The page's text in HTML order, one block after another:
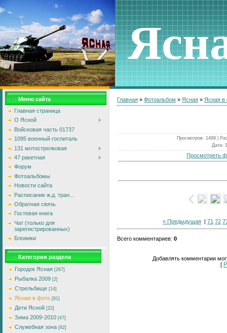
Меню сайта
Главная страница
О Ясной
Войсковая часть 01737
1095 военный госпиталь
131 мотострелковая
47 ракетная
Форум
Фотоальбомы
Новости сайта
Расписание ж.д. тран...
Обратная связь
Гостевая книга
Чат (только для
зарегистрированных)
Бложики
Категории раздела
Городок Ясная [267]
Рыбалка 2009 [2]
Стрельбище [14]
Ясная в фото [81]
Дети Ясной [22]
Зима 2009-2010 [47]
Служебная зона [82]
Главная » Фотоальбом » Ясная » Ясная в
Просмотров: 1499 |
Дата:
Просмотреть
« Предыдущая | 71 72
Всего комментариев: 0
Добавлять комментарии
[